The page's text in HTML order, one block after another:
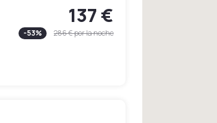
137 €
-53% 286 €por la noche